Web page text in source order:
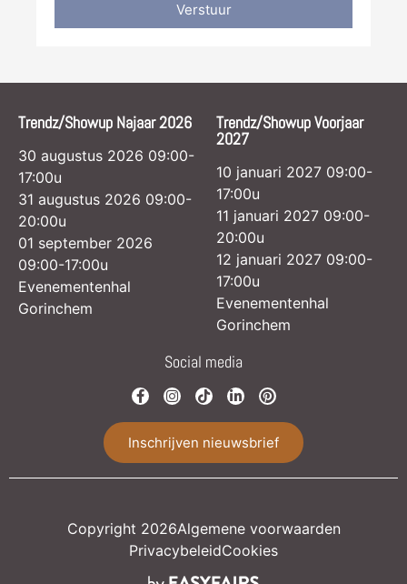
Verstuur
Trendz/Showup Najaar 2026
30 augustus 2026 09:00-
17:00u
31 augustus 2026 09:00-
20:00u
01 september 2026
09:00-17:00u
Evenementenhal
Gorinchem
Trendz/Showup Voorjaar
2027
10 januari 2027 09:00-
17:00u
11 januari 2027 09:00-
20:00u
12 januari 2027 09:00-
17:00u
Evenementenhal
Gorinchem
Social media
Inschrijven nieuwsbrief
Copyright 2026Algemene voorwaarden
PrivacybeleidCookies